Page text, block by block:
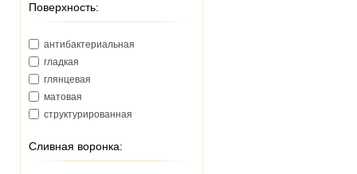
340
Поверхность:
антибактериальная
гладкая
глянцевая
матовая
структурированная
Сливная воронка: